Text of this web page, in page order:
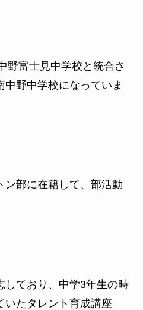
野富士見中学校と統合さ
野中学校になっていま
ン部に在籍して、部活動
しており、中学3年生の時
いたタレント育成講座